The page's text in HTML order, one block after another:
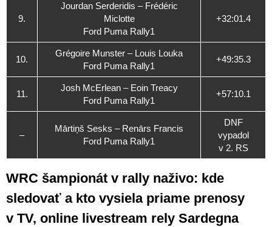
9.
Jourdan Serderidis – Frédéric
Miclotte
Ford Puma Rally1
+32:01.4
10.
Grégoire Munster – Louis Louka
Ford Puma Rally1
+49:35.3
11.
Josh McErlean – Eoin Treacy
Ford Puma Rally1
+57:10.1
–
Mārtiņš Sesks – Renārs Francis
Ford Puma Rally1
DNF
vypadol
v 2. RS
WRC šampionát v rally naživo: kde
sledovať a kto vysiela priame prenosy
v TV, online livestream rely Sardegna